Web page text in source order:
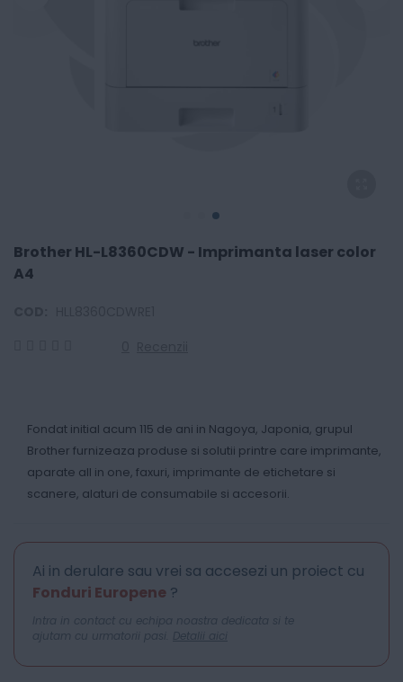
Brother HL-L8360CDW - Imprimanta laser color
A4
Fondat initial acum 115 de ani in Nagoya, Japonia, grupul
Brother furnizeaza produse si solutii printre care imprimante,
aparate all in one, faxuri, imprimante de etichetare si
scanere, alaturi de consumabile si accesorii.
Ai in derulare sau vrei sa accesezi un proiect cu
Fonduri Europene ?
Intra in contact cu echipa noastra dedicata si te
ajutam cu urmatorii pasi. Detalii aici